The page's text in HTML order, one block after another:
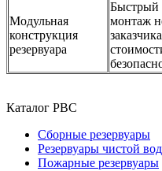
Модульная
конструкция
резервуара
Быстрый
монтаж
Каталог РВС
Сборные резервуары
Резервуары чистой
Пожарные резервуары